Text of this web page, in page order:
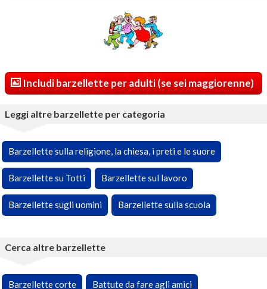
Includi barzellette per adulti (se sei maggiorenne)
Leggi altre barzellette per categoria
Barzellette sulla religione, la chiesa, i preti e le suore
Barzellette su Totti Barzellette sul lavoro
Barzellette sugli uomini Barzellette sulla scuola
Cerca altre barzellette
Barzellette corte Battute da fare agli amici